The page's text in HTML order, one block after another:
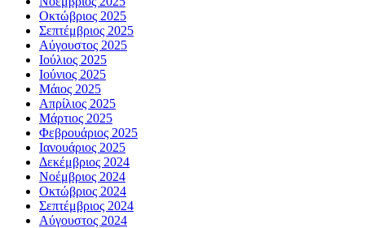
Οκτώβριος 2025
Σεπτέμβριος 2025
Αύγουστος 2025
Ιούλιος 2025
Ιούνιος 2025
Μάιος 2025
Απρίλιος 2025
Μάρτιος 2025
Φεβρουάριος 2025
Ιανουάριος 2025
Δεκέμβριος 2024
Νοέμβριος 2024
Οκτώβριος 2024
Σεπτέμβριος 2024
Αύγουστος 2024